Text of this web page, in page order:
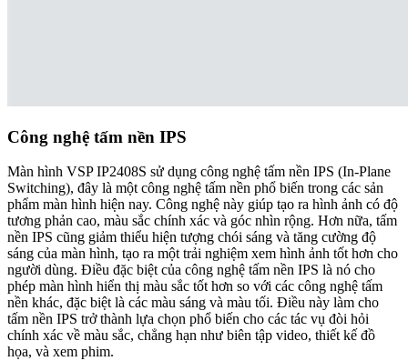
Công nghệ tấm nền IPS
Màn hình VSP IP2408S sử dụng công nghệ tấm nền IPS (In-Plane
Switching), đây là một công nghệ tấm nền phổ biến trong các sản
phẩm màn hình hiện nay. Công nghệ này giúp tạo ra hình ảnh có độ
tương phản cao, màu sắc chính xác và góc nhìn rộng. Hơn nữa, tấm
nền IPS cũng giảm thiểu hiện tượng chói sáng và tăng cường độ
sáng của màn hình, tạo ra một trải nghiệm xem hình ảnh tốt hơn cho
người dùng. Điều đặc biệt của công nghệ tấm nền IPS là nó cho
phép màn hình hiển thị màu sắc tốt hơn so với các công nghệ tấm
nền khác, đặc biệt là các màu sáng và màu tối. Điều này làm cho
tấm nền IPS trở thành lựa chọn phổ biến cho các tác vụ đòi hỏi
chính xác về màu sắc, chẳng hạn như biên tập video, thiết kế đồ
họa, và xem phim.